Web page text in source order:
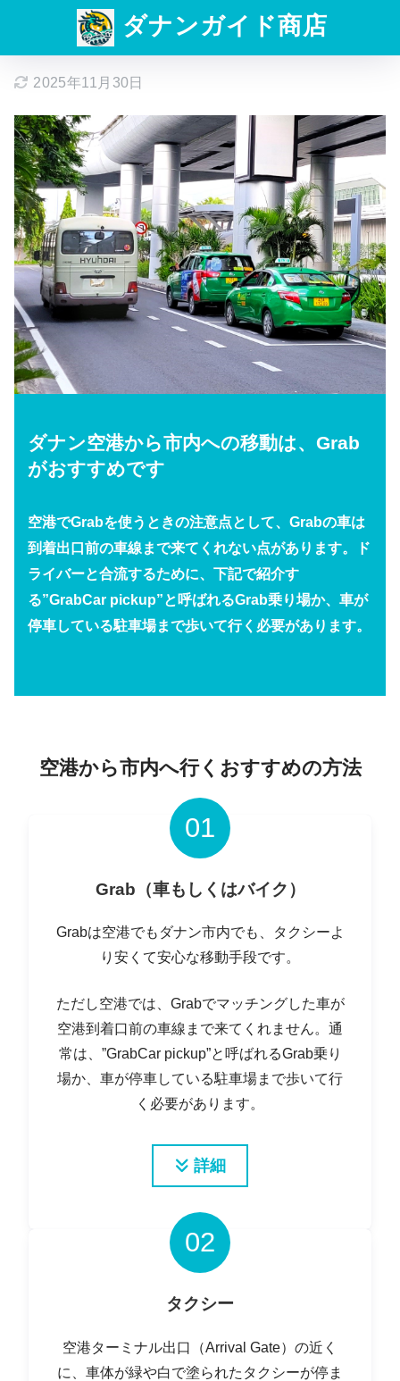
ダナンガイド商店
2025年11月30日
ダナン空港から市内への移動は、Grab
がおすすめです
空港でGrabを使うときの注意点として、Grabの車は
到着出口前の車線まで来てくれない点があります。ド
ライバーと合流するために、下記で紹介す
る”GrabCar pickup”と呼ばれるGrab乗り場か、車が
停車している駐車場まで歩いて行く必要があります。
空港から市内へ行くおすすめの方法
01
Grab（車もしくはバイク）
Grabは空港でもダナン市内でも、タクシーよ
り安くて安心な移動手段です。
ただし空港では、Grabでマッチングした車が
空港到着口前の車線まで来てくれません。通
常は、”GrabCar pickup”と呼ばれるGrab乗り
場か、車が停車している駐車場まで歩いて行
く必要があります。
詳細
02
タクシー
空港ターミナル出口（Arrival Gate）の近く
に、車体が緑や白で塗られたタクシーが停ま